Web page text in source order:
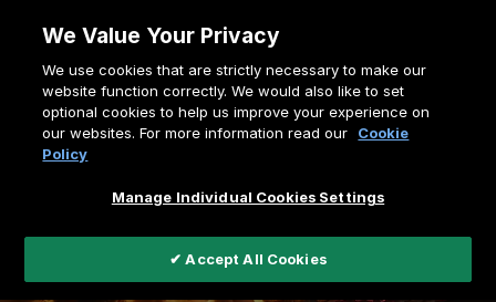
contenu
Fil
d'Ariane
Home e-MatriX Linear 1300-400 II
We Value Your Privacy
We use cookies that are strictly necessary to make our
website function correctly. We would also like to set
optional cookies to help us improve your experience on
our websites. For more information read our
Cookie
Policy
Manage Individual Cookies Settings
✔ Accept All Cookies